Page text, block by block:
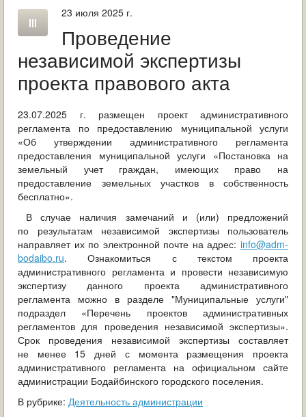
ДОКУМЕНТЫ
ОФИЦИАЛЬНЫЙ ВЕСТНИК БОДАЙБО
МУНИЦИПАЛЬНЫЕ УСЛУГИ
ОБРАЩЕНИЯ ГРАЖДАН
ГРАДОСТРОИТЕЛЬНАЯ ДЕЯТЕЛЬНОСТЬ
ИНФОРМИРОВАНИЕ НАСЕЛЕНИЯ
ДЕЯТЕЛЬНОСТЬ ПРОКУРАТУРЫ
МУНИЦИПАЛЬНЫЙ КОНТРОЛЬ
ПОИСК ПО САЙТУ
23 июля 2025 г.
Проведение
независимой экспертизы
проекта правового акта
23.07.2025 г. размещен проект административного
регламента по предоставлению муниципальной услуги
«Об утверждении административного регламента
предоставления муниципальной услуги «Постановка на
земельный учет граждан, имеющих право на
предоставление земельных участков в собственность
бесплатно».
В случае наличия замечаний и (или) предложений
по результатам независимой экспертизы пользователь
направляет их по электронной почте на адрес: info@adm-
bodaibo.ru. Ознакомиться с текстом проекта
административного регламента и провести независимую
экспертизу данного проекта административного
регламента можно в разделе "Муниципальные услуги"
подраздел «Перечень проектов административных
регламентов для проведения независимой экспертизы».
Срок проведения независимой экспертизы составляет
не менее 15 дней с момента размещения проекта
административного регламента на официальном сайте
администрации Бодайбинского городского поселения.
В рубрике: Деятельность администрации